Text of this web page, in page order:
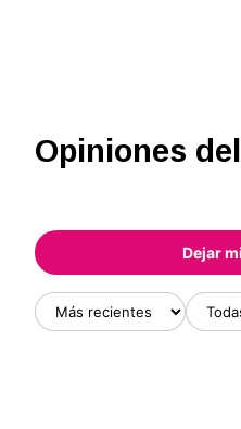
Opiniones
Dejar